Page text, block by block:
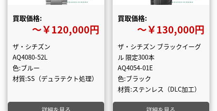
買取価格:
〜￥120,000円
ザ・シチズン
AQ4080-52L
色:ブルー
材質:SS（デュラテクト処理）
買取価格:
〜￥130,000円
ザ・シチズン ブラックイーグ
ル 限定300本
AQ4054-01E
色:ブラック
材質:ステンレス（DLC加工）